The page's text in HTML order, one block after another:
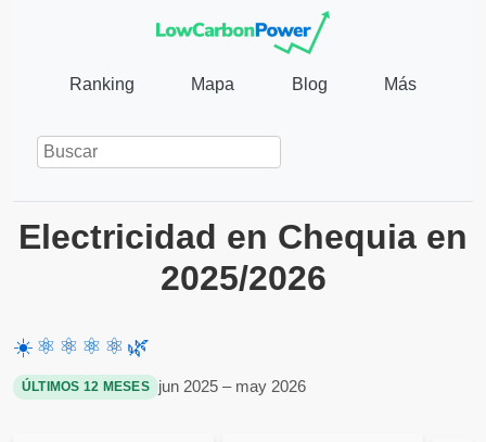
Ranking Mapa Blog Más
Electricidad en Chequia en
2025/2026
☀️ ⚛️ ⚛️ ⚛️ ⚛️ 🌿
ÚLTIMOS 12 MESES jun 2025 – may 2026